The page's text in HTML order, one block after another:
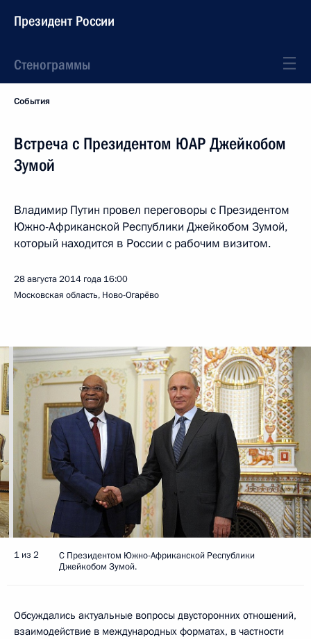
Президент России
Стенограммы
События
Встреча с Президентом ЮАР Джейкобом
Зумой
Владимир Путин провел переговоры с Президентом
Южно-Африканской Республики Джейкобом Зумой,
который находится в России с рабочим визитом.
28 августа 2014 года 16:00
Московская область, Ново-Огарёво
1 из 2
С Президентом Южно-Африканской Республики
Джейкобом Зумой.
Обсуждались актуальные вопросы двусторонних отношений,
взаимодействие в международных форматах, в частности